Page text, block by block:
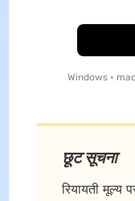
Windows •
छूट सूचना
रियायती